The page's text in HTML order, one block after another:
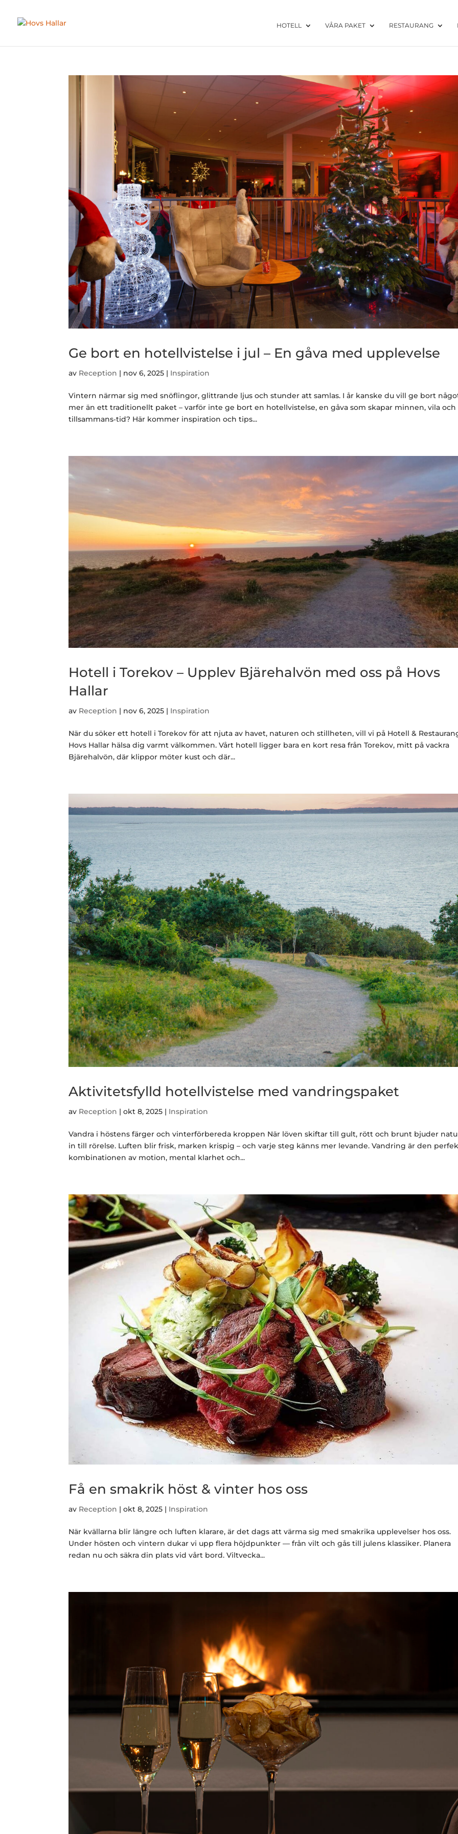
HOTELL VÅRA PAKET RESTAURANG
Ge bort en hotellvistelse i jul – En gåva med upplevelse
av Reception | nov 6, 2025 | Inspiration
Vintern närmar sig med snöflingor, glittrande ljus och stunder att samlas. I år kanske du vill ge bort
mer än ett traditionellt paket – varför inte ge bort en hotellvistelse, en gåva som skapar minnen, vila och
tillsammans‑tid? Här kommer inspiration och tips...
Hotell i Torekov – Upplev Bjärehalvön med oss på Hovs
Hallar
av Reception | nov 6, 2025 | Inspiration
När du söker ett hotell i Torekov för att njuta av havet, naturen och stillheten, vill vi på Hotell &
Hovs Hallar hälsa dig varmt välkommen. Vårt hotell ligger bara en kort resa från Torekov, mitt på vackra
Bjärehalvön, där klippor möter kust och där...
Aktivitetsfylld hotellvistelse med vandringspaket
av Reception |okt 8, 2025 | Inspiration
Vandra i höstens färger och vinterförbereda kroppen När löven skiftar till gult, rött och brunt bjuder
in till rörelse. Luften blir frisk, marken krispig – och varje steg känns mer levande. Vandring är den
kombinationen av motion, mental klarhet och...
Få en smakrik höst & vinter hos oss
av Reception |okt 8, 2025 | Inspiration
När kvällarna blir längre och luften klarare, är det dags att värma sig med smakrika upplevelser hos oss.
Under hösten och vintern dukar vi upp flera höjdpunkter — från vilt och gås till julens klassiker. Planera
redan nu och säkra din plats vid vårt bord. Viltvecka...